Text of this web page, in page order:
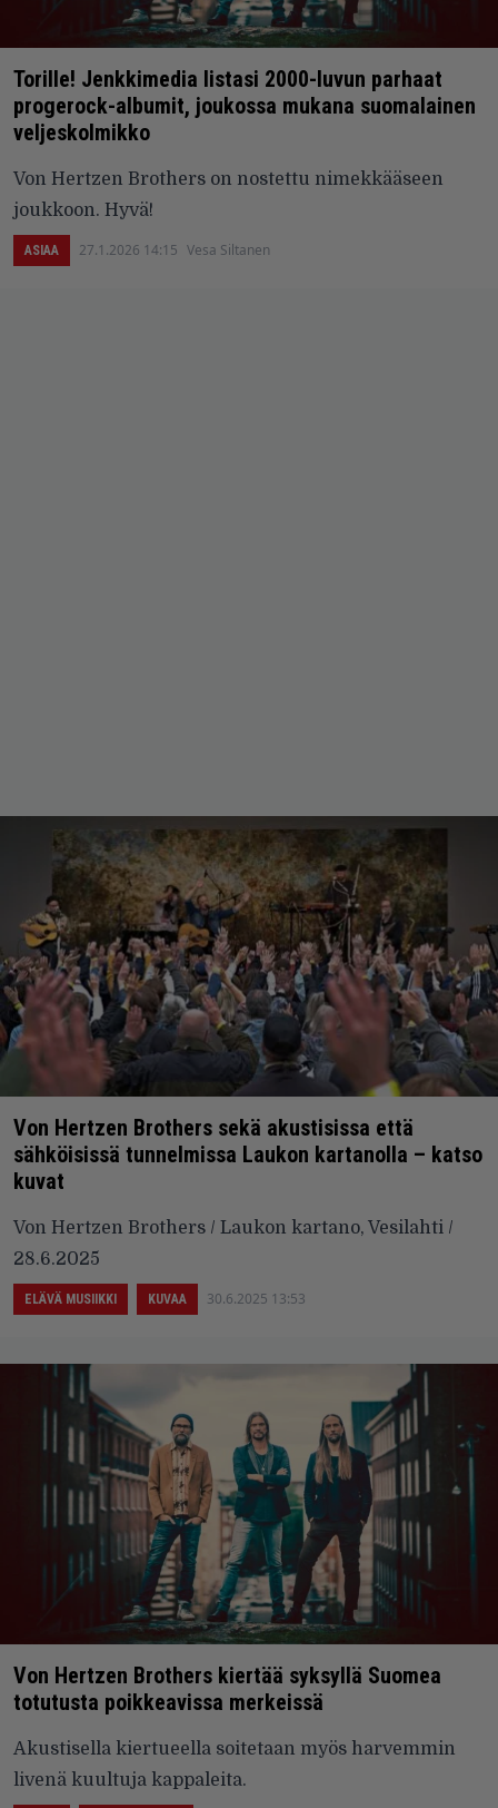
Torille! Jenkkimedia listasi 2000-luvun parhaat
progerock-albumit, joukossa mukana suomalainen
veljeskolmikko
Von Hertzen Brothers on nostettu nimekkääseen
joukkoon. Hyvä!
ASIAA 27.1.2026 14:15 Vesa Siltanen
Von Hertzen Brothers sekä akustisissa että
sähköisissä tunnelmissa Laukon kartanolla – katso
kuvat
Von Hertzen Brothers / Laukon kartano, Vesilahti /
28.6.2025
ELÄVÄ MUSIIKKI KUVAA 30.6.2025 13:53
Von Hertzen Brothers kiertää syksyllä Suomea
totutusta poikkeavissa merkeissä
Akustisella kiertueella soitetaan myös harvemmin
livenä kuultuja kappaleita.